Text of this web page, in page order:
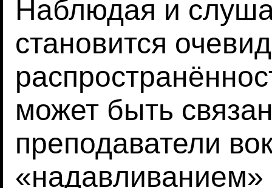
Наблюдая и
становится
может быть
преподаватели